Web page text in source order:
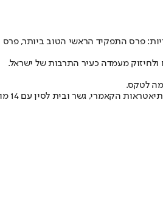
פרסמה היום את רשימת המועמדות והמועמדים הסופית ל"פרס התיאטרון של תל אביב-יפו" לשנת 2025. הפרסים יוענקו ב-11
מעמדה כעיר התרבות של ישראל.
לטקס.
כל אחד